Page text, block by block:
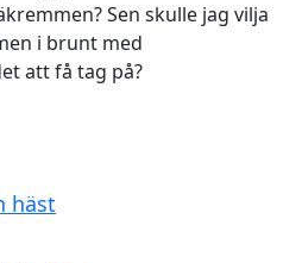
Sen skulle jag vilja
i brunt med
att få tag på?
häst